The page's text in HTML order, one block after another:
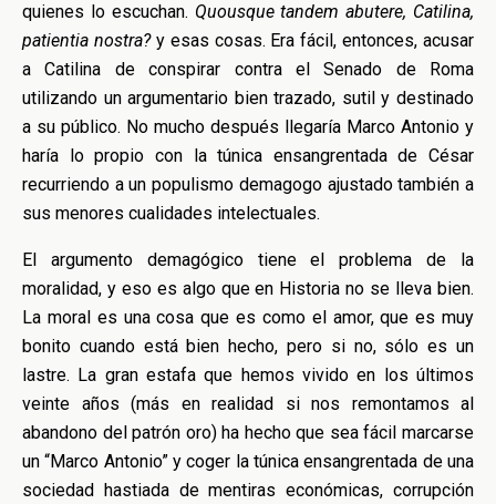
quienes lo escuchan. Quousque tandem abutere, Catilina,
patientia nostra?y esas cosas. Era fácil, entonces, acusar
a Catilina de conspirar contra el Senado de Roma
utilizando un argumentario bien trazado, sutil y destinado
a su público. No mucho después llegaría Marco Antonio y
haría lo propio con la túnica ensangrentada de César
recurriendo a un populismo demagogo ajustado también a
sus menores cualidades intelectuales.
El argumento demagógico tiene el problema de la
moralidad, y eso es algo que en Historia no se lleva bien.
La moral es una cosa que es como el amor, que es muy
bonito cuando está bien hecho, pero si no, sólo es un
lastre. La gran estafa que hemos vivido en los últimos
veinte años (más en realidad si nos remontamos al
abandono del patrón oro) ha hecho que sea fácil marcarse
un “Marco Antonio” y coger la túnica ensangrentada de una
sociedad hastiada de mentiras económicas, corrupción